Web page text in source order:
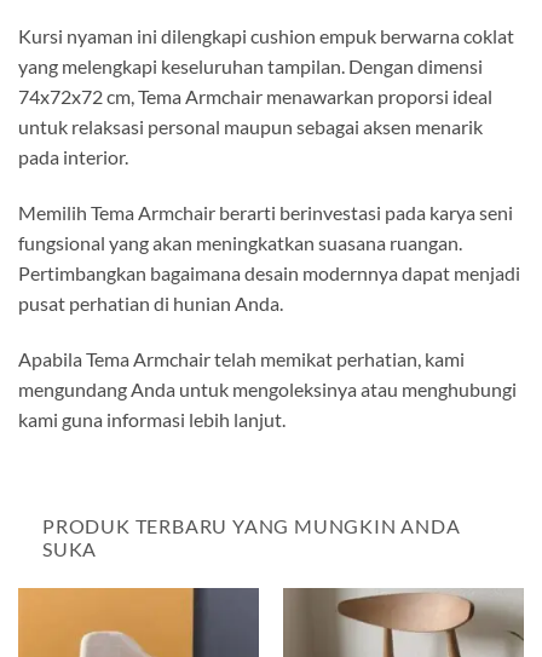
Kursi nyaman ini dilengkapi cushion empuk berwarna coklat
yang melengkapi keseluruhan tampilan. Dengan dimensi
74x72x72 cm, Tema Armchair menawarkan proporsi ideal
untuk relaksasi personal maupun sebagai aksen menarik
pada interior.
Memilih Tema Armchair berarti berinvestasi pada karya seni
fungsional yang akan meningkatkan suasana ruangan.
Pertimbangkan bagaimana desain modernnya dapat menjadi
pusat perhatian di hunian Anda.
Apabila Tema Armchair telah memikat perhatian, kami
mengundang Anda untuk mengoleksinya atau menghubungi
kami guna informasi lebih lanjut.
PRODUK TERBARU YANG MUNGKIN ANDA
SUKA